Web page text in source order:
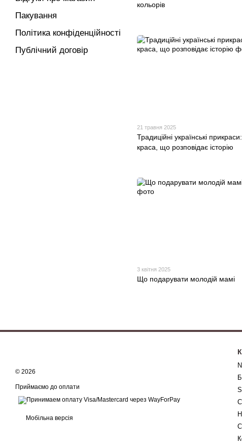
кольорів
21 травня 2025
Традиційні українські прикраси:
краса, що розповідає історію
3 квітня 2025
Що подарувати молодій мамі
Пакування
Політика конфіденційності
Публічний договір
© 2026
Приймаємо до оплати
Мобільна версія